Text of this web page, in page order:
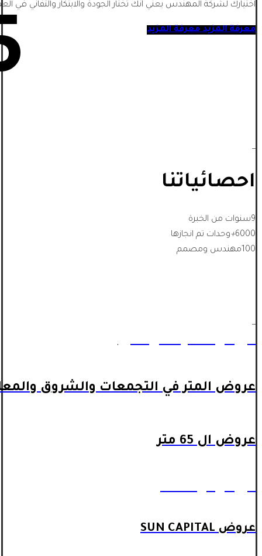
اختيارك لشركة المهندس يعني أنك تختار الجودة والابتكار والتفاني في
معرفة المزيدمعرفة المزيد
_
احصائياتنا
9سنوات من الخبرة
6000
+وحدات تم انجازها
100 مهندس ومصمم
_
عروض المتر داخل اكتوبر
عروض المتر في التجمعات والشروق
عروض ال 65 متر
عروض ال 90 متر
عروض SUN CAPITAL